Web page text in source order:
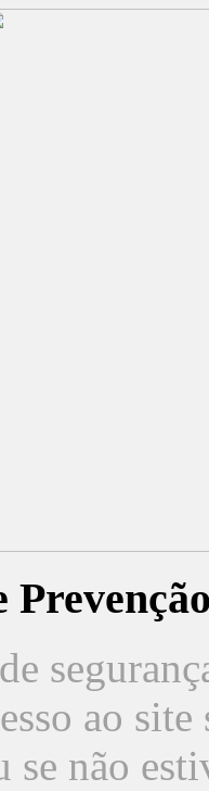
ao
se não